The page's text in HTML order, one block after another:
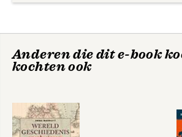
Bronnen en literatuur 223
Personenregister 233
Over de auteur 235
Anderen die dit e-book
kochten ook